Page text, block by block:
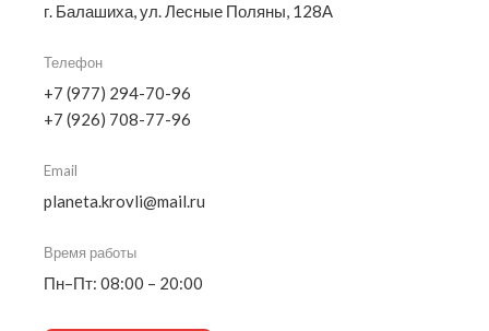
г. Балашиха, ул. Лесные Поляны, 128А
Телефон
+7 (977) 294-70-96
+7 (926) 708-77-96
Email
planeta.krovli@mail.ru
Время работы
Пн–Пт: 08:00 – 20:00